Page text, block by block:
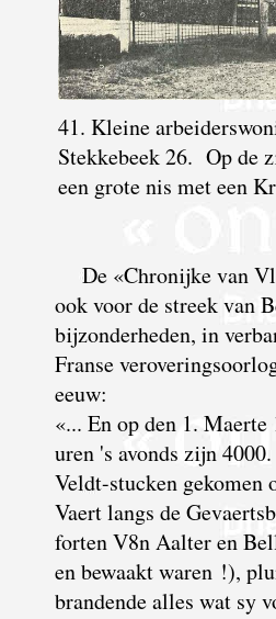
41. Kleine
Stekkebeek 26. Op de
een grote nis met een
De «Chronijke van
ook voor de streek van
bijzonderheden, in
Franse
eeuw:
«... En op den 1.
uren 's avonds zijn
Veldt-stucken gekomen
Vaert langs de
forten V8n Aalter en
en bewaakt waren !),
brandende alles wat sy